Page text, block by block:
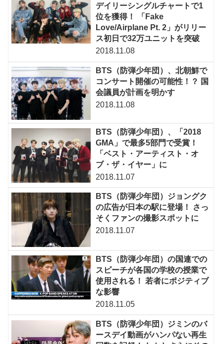
デイリーシングルチャートで1
位を獲得！ 「Fake
Love/Airplane Pt. 2」がリリー
ス初日で32万ユニットを突破
2018.11.08
BTS（防弾少年団）、北朝鮮で
コンサート開催の可能性！？ 国
会議員が計画を明かす
2018.11.08
BTS（防弾少年団）、「2018
GMA」で最多5部門で受賞！
「ベスト・アーティスト・オ
ブ・ザ・イヤー」に
2018.11.07
BTS（防弾少年団）ジョングク
の広告が日本の駅に登場！ さっ
そくファンの撮影スポットに
2018.11.07
BTS（防弾少年団）の国連での
スピーチが各国の学校の授業で
使用される！ 若者にポジティブ
な影響
2018.11.05
BTS（防弾少年団）ジミンのバ
ースデイ動画がハンパない再生